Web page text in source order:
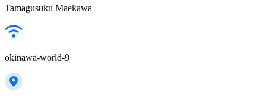
Tamagusuku Maekawa
okinawa-world-9